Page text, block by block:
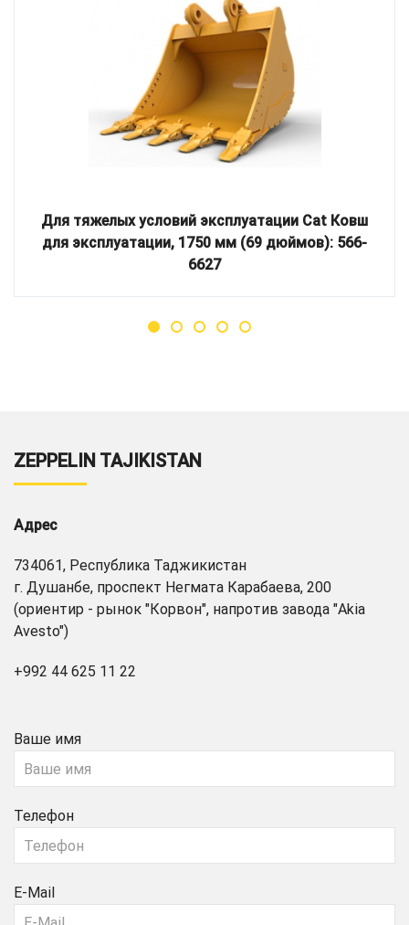
Для тяжелых условий эксплуатации Cat Ковш
для эксплуатации, 1750 мм (69 дюймов): 566-
6627
ZEPPELIN TAJIKISTAN
Адрес
734061, Республика Таджикистан
г. Душанбе, проспект Негмата Карабаева, 200
(ориентир - рынок "Корвон", напротив завода "Akia
Avesto")
+992 44 625 11 22
Ваше имя
Телефон
E-Mail